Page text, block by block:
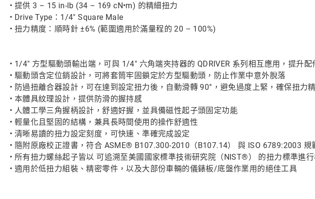
• 提供 3 – 15 in-lb (34 – 169 cN•m) 的精細扭力
• Drive Type：1/4" Square Male
• 扭力精度：順時針 ±6% (範圍適用於滿量程的 20 – 100%)
• 1/4" 方型驅動頭輸出端，可與 1/4" 六角端夾持器的 QDRIVER 系列相互應用，提升
• 驅動頭含定位銷設計，可將套筒牢固鎖定於方型驅動頭，防止作業中意外脫落
• 防過扭離合器設計，可在達到設定扭力後，自動滑轉 90°，避免過度上緊，確保扭力
• 本體具紋理設計，提供防滑的握持感
• 人體工學三角握柄設計，舒適好握，並具備磁性起子頭固定功能
• 輕量化且堅固的結構，兼具長時間使用的操作舒適性
• 清晰易讀的扭力設定刻度，可快速、準確完成設定
• 隨附原廠校正證書，符合 ASME® B107.300-2010（B107.14） 與 ISO 6789:2003 規
• 所有扭力螺絲起子皆以 可追溯至美國國家標準技術研究院（NIST®） 的扭力標準進
• 適用於低扭力組裝、精密零件，以及大部份車輛的儀錶板/底盤作業用的絕佳工具